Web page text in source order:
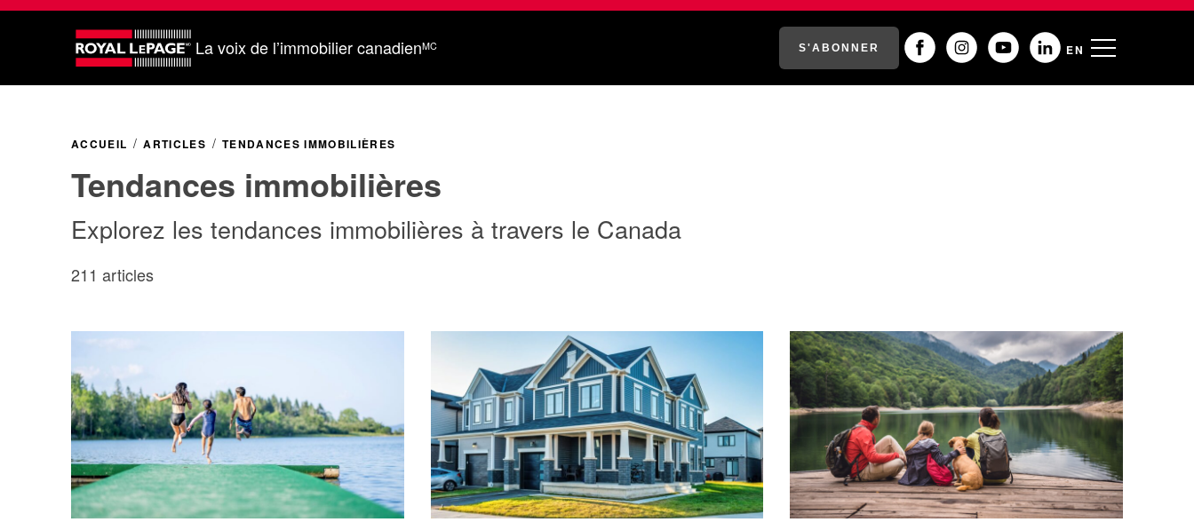
La voix de l’immobilier canadienMC S'ABONNER EN
ACCUEIL ARTICLES TENDANCES IMMOBILIÈRES
Tendances immobilières
Explorez les tendances immobilières à travers le Canada
211 articles